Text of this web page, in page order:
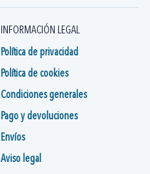
INFORMACIÓN LEGAL
Política de privacidad
Política de cookies
Condiciones generales
Pago y devoluciones
Envíos
Aviso legal